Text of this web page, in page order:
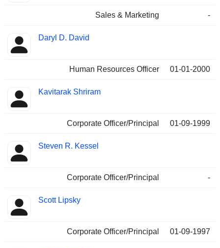
Sales & Marketing -
Daryl D. David
Human Resources Officer 01-01-2000
Kavitarak Shriram
Corporate Officer/Principal 01-09-1999
Steven R. Kessel
Corporate Officer/Principal -
Scott Lipsky
Corporate Officer/Principal 01-09-1997